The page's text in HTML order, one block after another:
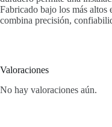
Fabricado bajo los más altos
combina precisión,
Valoraciones
No hay valoraciones aún.